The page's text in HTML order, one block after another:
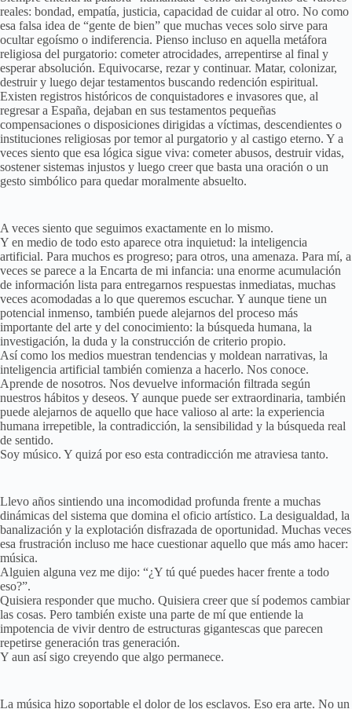
reales: bondad, empatía, justicia, capacidad de cuidar al otro. No como
esa falsa idea de “gente de bien” que muchas veces solo sirve para
ocultar egoísmo o indiferencia. Pienso incluso en aquella metáfora
religiosa del purgatorio: cometer atrocidades, arrepentirse al final y
esperar absolución. Equivocarse, rezar y continuar. Matar, colonizar,
destruir y luego dejar testamentos buscando redención espiritual.
Existen registros históricos de conquistadores e invasores que, al
regresar a España, dejaban en sus testamentos pequeñas
compensaciones o disposiciones dirigidas a víctimas, descendientes o
instituciones religiosas por temor al purgatorio y al castigo eterno. Y a
veces siento que esa lógica sigue viva: cometer abusos, destruir vidas,
sostener sistemas injustos y luego creer que basta una oración o un
gesto simbólico para quedar moralmente absuelto.
A veces siento que seguimos exactamente en lo mismo.
Y en medio de todo esto aparece otra inquietud: la inteligencia
artificial. Para muchos es progreso; para otros, una amenaza. Para mí, a
veces se parece a la Encarta de mi infancia: una enorme acumulación
de información lista para entregarnos respuestas inmediatas, muchas
veces acomodadas a lo que queremos escuchar. Y aunque tiene un
potencial inmenso, también puede alejarnos del proceso más
importante del arte y del conocimiento: la búsqueda humana, la
investigación, la duda y la construcción de criterio propio.
Así como los medios muestran tendencias y moldean narrativas, la
inteligencia artificial también comienza a hacerlo. Nos conoce.
Aprende de nosotros. Nos devuelve información filtrada según
nuestros hábitos y deseos. Y aunque puede ser extraordinaria, también
puede alejarnos de aquello que hace valioso al arte: la experiencia
humana irrepetible, la contradicción, la sensibilidad y la búsqueda real
de sentido.
Soy músico. Y quizá por eso esta contradicción me atraviesa tanto.
Llevo años sintiendo una incomodidad profunda frente a muchas
dinámicas del sistema que domina el oficio artístico. La desigualdad, la
banalización y la explotación disfrazada de oportunidad. Muchas veces
esa frustración incluso me hace cuestionar aquello que más amo hacer:
música.
Alguien alguna vez me dijo: “¿Y tú qué puedes hacer frente a todo
eso?”.
Quisiera responder que mucho. Quisiera creer que sí podemos cambiar
las cosas. Pero también existe una parte de mí que entiende la
impotencia de vivir dentro de estructuras gigantescas que parecen
repetirse generación tras generación.
Y aun así sigo creyendo que algo permanece.
La música hizo soportable el dolor de los esclavos. Eso era arte. No un